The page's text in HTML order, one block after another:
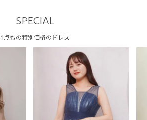
SPECIAL
1点もの特別価格のドレス